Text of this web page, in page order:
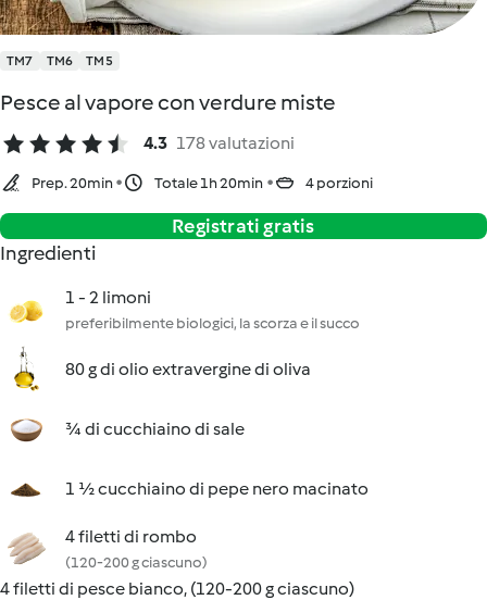
TM7 TM6 TM5
Pesce al vapore con verdure miste
4.3 178 valutazioni
Prep. 20min Totale 1h 20min 4 porzioni
Registrati gratis
Ingredienti
1 - 2 limoni
preferibilmente biologici, la scorza e il succo
80 g di olio extravergine di oliva
¾ di cucchiaino di sale
1 ½ cucchiaino di pepe nero macinato
4 filetti di rombo
(120-200 g ciascuno)
4 filetti di pesce bianco, (120-200 g ciascuno)